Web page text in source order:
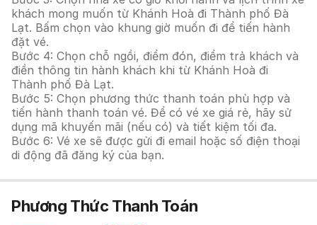
khách mong muốn từ Khánh Hoà đi Thành phố Đà
Lạt. Bấm chọn vào khung giờ muốn đi để tiến hành
đặt vé.
Bước 4: Chọn chỗ ngồi, điểm đón, điểm trả khách và
điền thông tin hành khách khi từ Khánh Hoà đi
Thành phố Đà Lạt.
Bước 5: Chọn phương thức thanh toán phù hợp và
tiến hành thanh toán vé. Để có vé xe giá rẻ, hãy sử
dụng mã khuyến mãi (nếu có) và tiết kiệm tối đa.
Bước 6: Vé xe sẽ được gửi đi email hoặc số điện thoại
di động đã đăng ký của bạn.
Phương Thức Thanh Toán